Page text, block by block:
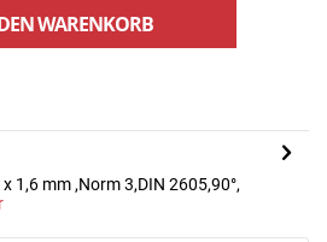
WARENKORB
1,6 mm ,Norm 3,DIN 2605,90°,